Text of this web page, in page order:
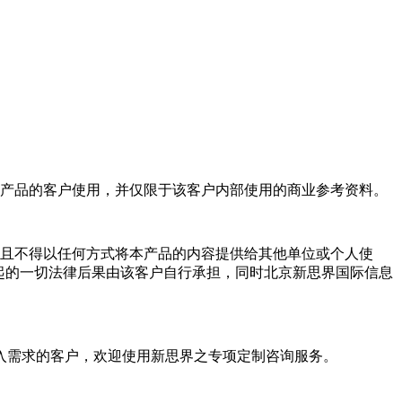
的客户使用，并仅限于该客户内部使用的商业参考资料。
不得以任何方式将本产品的内容提供给其他单位或个人使
一切法律后果由该客户自行承担，同时北京新思界国际信息
求的客户，欢迎使用新思界之专项定制咨询服务。